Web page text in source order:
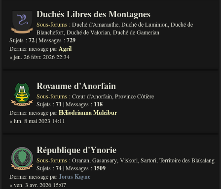
Duchés Libres des Montagnes
Sous-forums :Duché d'Amaranthe, Duché de Luminion, Duché de
Blanchefort, Duché de Valorian, Duché de Gamerian
Sujets :72| Messages :729
Dernier message parAgril
« jeu. 26 févr. 2026 22:34
Royaume d'Anorfain
Sous-forums :Cœur d'Anorfain, Province Côtière
Sujets :71 | Messages : 118
Dernier message parHéliodrianna Mulcibur
« lun. 8 mai 2023 14:11
République d'Ynorie
Sous-forums :Oranan, Gasansary, Viskori, Sartori, Territoire des Blakalang
Sujets :74| Messages : 1509
Dernier message parJorus Kayne
« ven. 3 avr. 2026 15:07